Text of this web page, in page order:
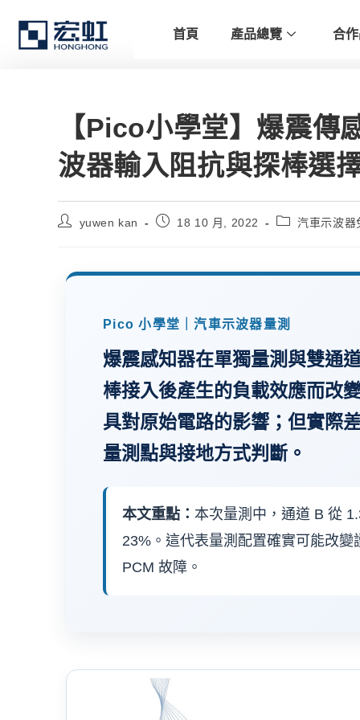
首頁 產品總覽 合
【Pico小學堂】爆震傳
波器輸入阻抗與探棒選
yuwen kan 18 10 月, 2022 汽車示波器
Pico 小學堂｜汽車示波器量測
爆震感知器在單獨量測與雙通
棒接入後產生的負載效應而改
具對原始電路的影響；但實際
量測點與接地方式判斷。
本文重點： 本次量測中，通道 B 從
23%。這代表量測配置確實可能改
PCM 故障。